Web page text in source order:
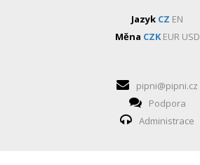
Jazyk CZ EN
Měna CZK EUR USD
pipni@pipni.cz
Podpora
Administrace